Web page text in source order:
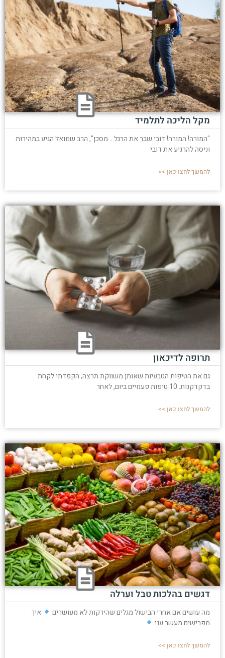
מקל הליכה לתלמיד
"המורה! המורה! דובי שבר את הרגל... מסכן", הרב שמואל הגיע במהירות
וניסה להרגיע את דובי
להמשך לחצו כאן >>
תרופה לדיכאון
גם את הטיפות הטבעיות שאותן משווקת תרצה, הקפדתי לקחת
בדקדקנות. 10 טיפות פעמיים ביום, לאחר
להמשך לחצו כאן >>
דגשים בהלכות טבל וערלה
מה עושים אם אחרי הבישול מגלים שהירקות לא מעושרים
איך
מפרישים מעשר עני
להמשך לחצו כאן >>